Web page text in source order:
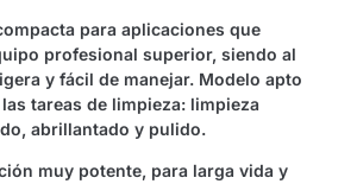
para aplicaciones que
profesional superior, siendo al
y fácil de manejar. Modelo apto
tareas de limpieza: limpieza
abrillantado y pulido.
muy potente, para larga vida y